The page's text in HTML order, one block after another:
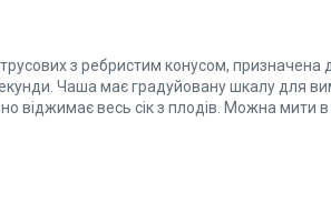
з ребристим конусом, призначена
Чаша має градуйовану шкалу для
віджимає весь сік з плодів. Можна мити